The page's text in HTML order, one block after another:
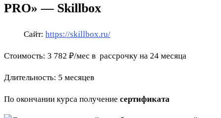
PRO» — Skillbox
Сайт: https://skillbox.ru/
Стоимость: 3 782 ₽/мес в рассрочку на 24 месяца
Длительность: 5 месяцев
По окончании курса получение сертификата